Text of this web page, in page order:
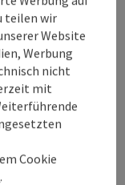
teilen wir
Website
Werbung
nicht
mit
Cookie
.